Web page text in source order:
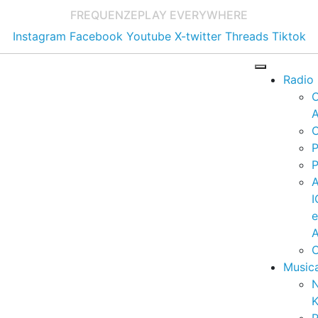
FREQUENZEPLAY EVERYWHERE
Instagram Facebook Youtube X-twitter Threads Tiktok
Radio
e